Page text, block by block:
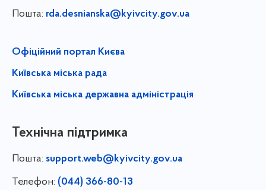
Пошта: rda.desnianska@kyivcity.gov.ua
Офіційний портал Києва
Київська міська рада
Київська міська державна адміністрація
Технічна підтримка
Пошта: support.web@kyivcity.gov.ua
Телефон: (044) 366-80-13